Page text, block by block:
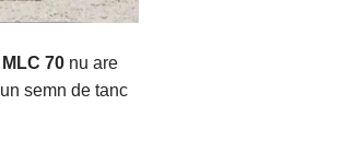
70 nu are
semn de tanc